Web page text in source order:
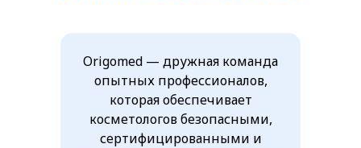
Origomed — дружная команда
опытных профессионалов,
которая обеспечивает
косметологов безопасными,
сертифицированными и